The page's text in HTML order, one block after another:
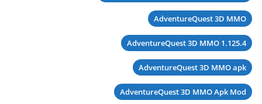
AdventureQuest 3D MMO
AdventureQuest 3D MMO 1.125.4
AdventureQuest 3D MMO apk
AdventureQuest 3D MMO Apk Mod